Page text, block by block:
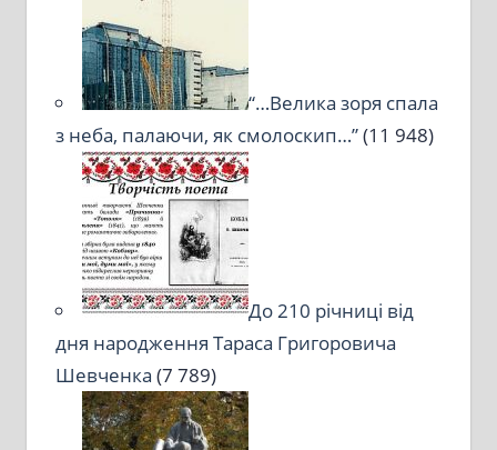
“…Велика зоря спала
з неба, палаючи, як смолоскип…”(11 948)
До 210 річниці від
дня народження Тараса Григоровича
Шевченка (7 789)